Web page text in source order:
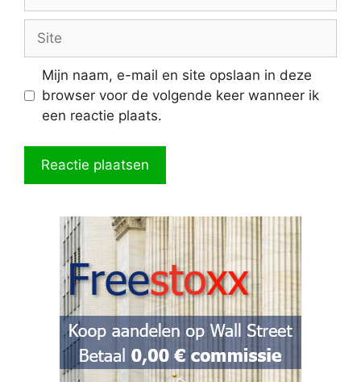
Mijn naam, e-mail en site opslaan in deze
browser voor de volgende keer wanneer ik
een reactie plaats.